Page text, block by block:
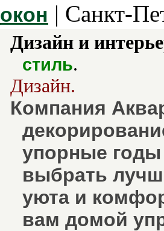
окон | Санкт-
Дизайн и
стиль.
Дизайн.
Компания
упорные
выбрать
уюта и
вам домой